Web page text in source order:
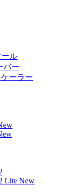
ル
バー
ーラー
Lite New